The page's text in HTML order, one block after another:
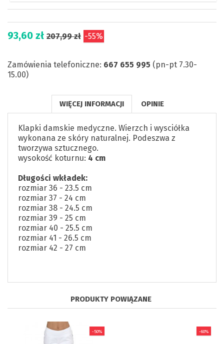
93,60 zł 207,99 zł -55%
Zamówienia telefoniczne: 667 655 995 (pn-pt 7.30-
15.00)
WIĘCEJ INFORMACJI OPINIE
Klapki damskie medyczne. Wierzch i wysciółka
wykonana ze skóry naturalnej. Podeszwa z
tworzywa sztucznego.
wysokość koturnu: 4 cm
Długości wkładek:
rozmiar 36 - 23.5 cm
rozmiar 37 - 24 cm
rozmiar 38 - 24.5 cm
rozmiar 39 - 25 cm
rozmiar 40 - 25.5 cm
rozmiar 41 - 26.5 cm
rozmiar 42 - 27 cm
PRODUKTY POWIĄZANE
-50% -60%